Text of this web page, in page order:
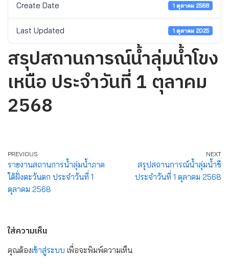
Create Date 1 ตุลาคม 2568
Last Updated 1 ตุลาคม 2025
สรุปสถานการณ์น้ำลุ่มน้ำโขง
เหนือ ประจำวันที่ 1 ตุลาคม
2568
PREVIOUS
รายงานสถานการน้ำลุ่มน้ำภาค
ใต้ฝั่งตะวันตก ประจำวันที่ 1
ตุลาคม 2568
NEXT
สรุปสถานการณ์น้ำลุ่มน้ำชี
ประจำวันที่ 1 ตุลาคม 2568
ใส่ความเห็น
คุณต้องเข้าสู่ระบบ เพื่อจะพิมพ์ความเห็น